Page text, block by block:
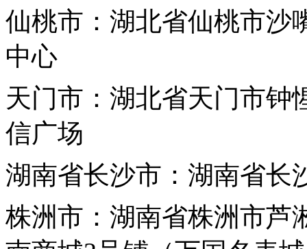
仙桃市：湖北省仙桃市沙
中心
天门市：湖北省天门市钟
信广场
湖南省长沙市：湖南省长
株洲市：湖南省株洲市芦